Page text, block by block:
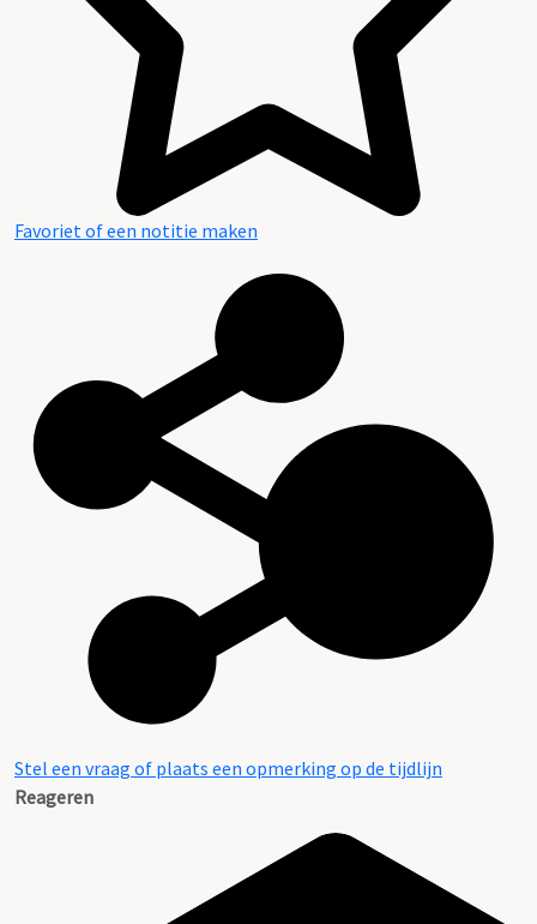
Favoriet of een notitie maken
Stel een vraag of plaats een opmerking op de tijdlijn
Reageren